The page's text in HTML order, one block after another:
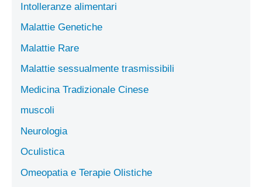
Intolleranze alimentari
Malattie Genetiche
Malattie Rare
Malattie sessualmente trasmissibili
Medicina Tradizionale Cinese
muscoli
Neurologia
Oculistica
Omeopatia e Terapie Olistiche